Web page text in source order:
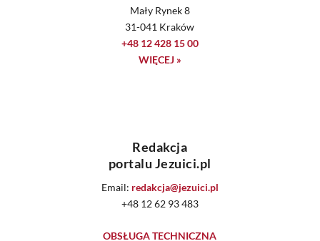
Mały Rynek 8
31-041 Kraków
+48 12 428 15 00
WIĘCEJ »
Redakcja
portalu Jezuici.pl
Email: redakcja@jezuici.pl
+48 12 62 93 483
OBSŁUGA TECHNICZNA